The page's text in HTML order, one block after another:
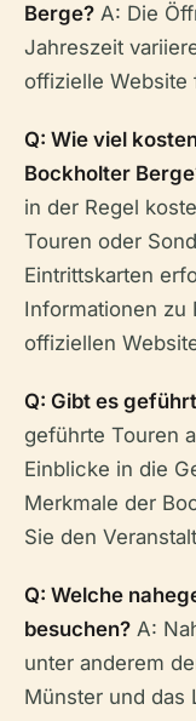
Berge? A: Die
Jahreszeit
offizielle Website
Q: Wie viel
Bockholter
in der Regel
Touren oder
Eintrittskarten
Informationen zu
offiziellen
Q: Gibt es
geführte Touren
Einblicke in die
Merkmale der
Sie den
Q: Welche
besuchen? A:
unter anderem
Münster und das